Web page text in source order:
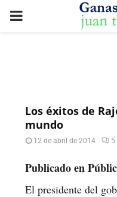
PRIMARY
Los éxitos de
mundo
12 de abril de 2014 5
Publicado en
El presidente del